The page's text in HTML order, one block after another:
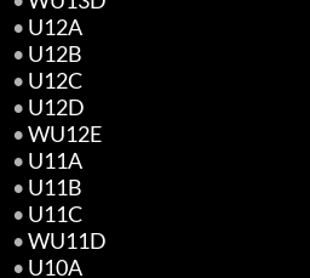
• U12A
• U12B
• U12C
• U12D
•WU12E
• U11A
• U11B
• U11C
•WU11D
• U10A